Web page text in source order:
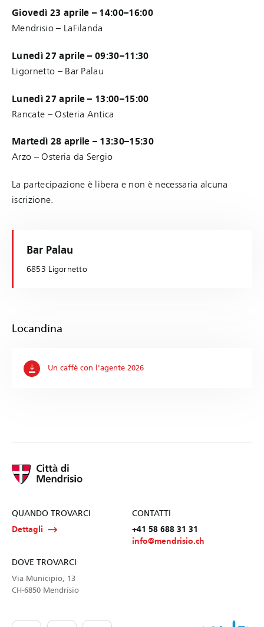
Giovedì 23 aprile – 14:00–16:00
Mendrisio – LaFilanda
Lunedì 27 aprile – 09:30–11:30
Ligornetto – Bar Palau
Lunedì 27 aprile – 13:00–15:00
Rancate – Osteria Antica
Martedì 28 aprile – 13:30–15:30
Arzo – Osteria da Sergio
La partecipazione è libera e non è necessaria alcuna
iscrizione.
Bar Palau
6853 Ligornetto
Locandina
Un caffè con l'agente 2026
QUANDO TROVARCI
Dettagli
CONTATTI
+41 58 688 31 31
info@mendrisio.ch
DOVE TROVARCI
Via Municipio, 13
CH-6850 Mendrisio